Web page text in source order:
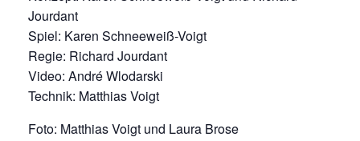
Jourdant
Spiel: Karen Schneeweiß-Voigt
Regie: Richard Jourdant
Video: André Wlodarski
Technik: Matthias Voigt
Foto: Matthias Voigt und Laura Brose